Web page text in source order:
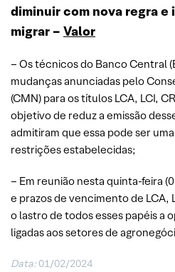
diminuir com nova regra
migrar – Valor
– Os técnicos do Banco Central
mudanças anunciadas pelo
(CMN) para os títulos LCA, LCI,
objetivo de reduz a emissão
admitiram que essa pode ser
restrições estabelecidas;
– Em reunião nesta quinta-feira
e prazos de vencimento de LCA,
o lastro de todos esses papéis a
ligadas aos setores de
Data: 01/02/2024